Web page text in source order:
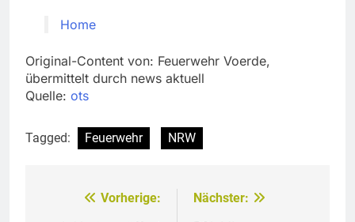
Home
Original-Content von: Feuerwehr Voerde,
übermittelt durch news aktuell
Quelle: ots
Tagged: Feuerwehr NRW
Beitragsnavigation
Vorherige:
Nächster: